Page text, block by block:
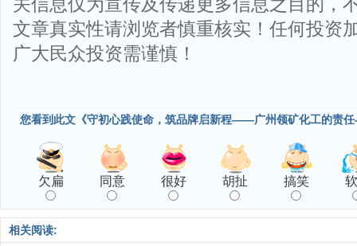
文章真实性请浏览者慎重核实！任何投资
广大民众投资需谨慎！
您看到此文《守初心践使命，筑品牌启新程——广州领矿化工的责任
欠扁 同意 很好 胡扯 搞笑
相关阅读: